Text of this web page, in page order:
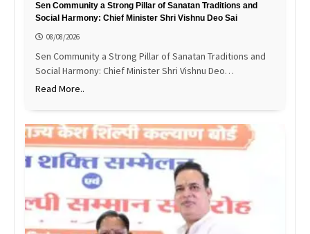
Sen Community a Strong Pillar of Sanatan Traditions and
Social Harmony: Chief Minister Shri Vishnu Deo Sai
08/08/2026
Sen Community a Strong Pillar of Sanatan Traditions and
Social Harmony: Chief Minister Shri Vishnu Deo…
Read More..